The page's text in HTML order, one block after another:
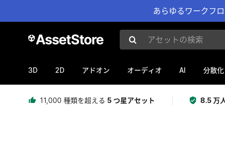
あらゆるワークフ
アセットの検索
3D 2D アドオン オーディオ AI 分散化
11,000 種類を超える 5 つ星アセット 8.5 万